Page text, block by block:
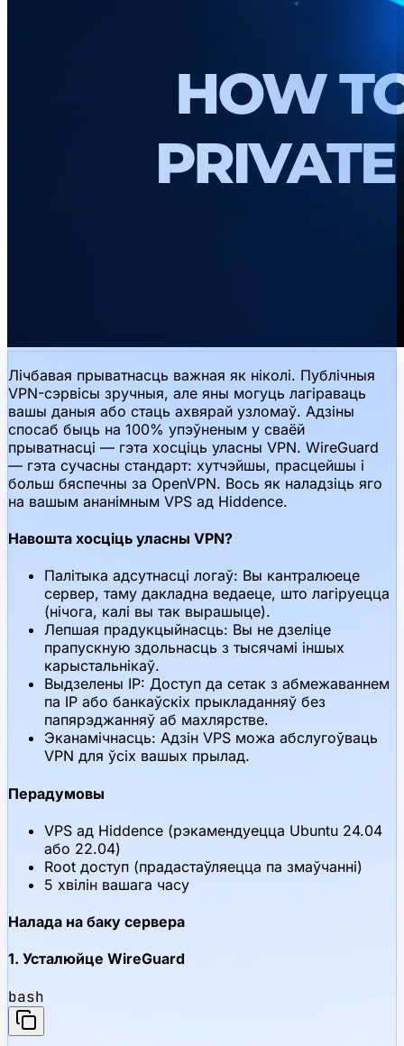
Лічбавая прыватнасць важная як ніколі. Публічныя
VPN-сэрвісы зручныя, але яны могуць лагіраваць
вашы даныя або стаць ахвярай узломаў. Адзіны
спосаб быць на 100% упэўненым у сваёй
прыватнасці — гэта хосціць уласны VPN. WireGuard
— гэта сучасны стандарт: хутчэйшы, прасцейшы і
больш бяспечны за OpenVPN. Вось як наладзіць яго
на вашым ананімным VPS ад Hiddence.
Навошта хосціць уласны VPN?
Палітыка адсутнасці логаў: Вы кантралюеце
сервер, таму дакладна ведаеце, што лагіруецца
(нічога, калі вы так вырашыце).
Лепшая прадукцыйнасць: Вы не дзеліце
прапускную здольнасць з тысячамі іншых
карыстальнікаў.
Выдзелены IP: Доступ да сетак з абмежаваннем
па IP або банкаўскіх прыкладанняў без
папярэджанняў аб махлярстве.
Эканамічнасць: Адзін VPS можа абслугоўваць
VPN для ўсіх вашых прылад.
Перадумовы
VPS ад Hiddence (рэкамендуецца Ubuntu 24.04
або 22.04)
Root доступ (прадастаўляецца па змаўчанні)
5 хвілін вашага часу
Налада на баку сервера
1. Усталюйце WireGuard
bash